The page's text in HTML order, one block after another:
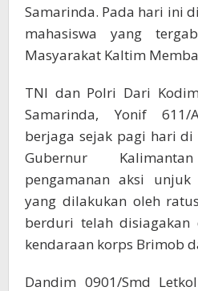
Samarinda. Pada hari ini
mahasiswa yang
Masyarakat Kaltim
TNI dan Polri Dari
Samarinda, Yonif
berjaga sejak pagi hari
Gubernur
pengamanan aksi
yang dilakukan oleh
berduri telah
kendaraan korps Brimob
Dandim 0901/Smd